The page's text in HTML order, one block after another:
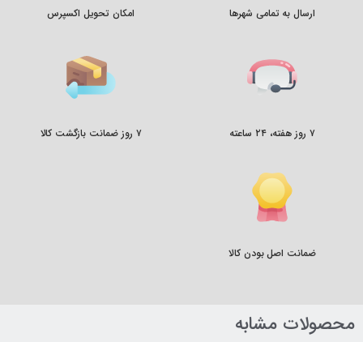
ارسال به تمامی شهرها امکان تحویل اکسپرس
۷ روز هفته، ۲۴ ساعته ۷ روز ضمانت بازگشت کالا
ضمانت اصل بودن کالا
محصولات مشابه